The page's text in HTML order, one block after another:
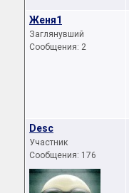
Женя1
Заглянувший
Сообщения: 2
Desc
Участник
Сообщения: 176